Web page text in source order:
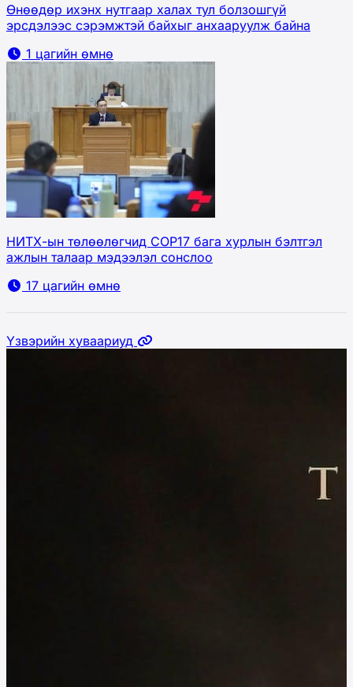
Өнөөдөр ихэнх нутгаар халах тул болзошгүй
эрсдэлээс сэрэмжтэй байхыг анхааруулж байна
1 цагийн өмнө
НИТХ-ын төлөөлөгчид COP17 бага хурлын бэлтгэл
ажлын талаар мэдээлэл сонслоо
17 цагийн өмнө
Үзвэрийн хуваариуд